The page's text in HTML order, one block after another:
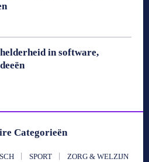
in software,
Categorieën
SPORT ZORG & WELZIJN